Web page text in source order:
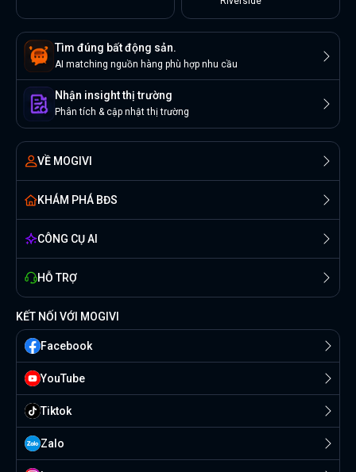
Tìm đúng bất động sản.
AI matching nguồn hàng phù hợp nhu cầu
Nhận insight thị trường
Phân tích & cập nhật thị trường
VỀ MOGIVI
KHÁM PHÁ BĐS
CÔNG CỤ AI
HỖ TRỢ
KẾT NỐI VỚI MOGIVI
Facebook
YouTube
Tiktok
Zalo